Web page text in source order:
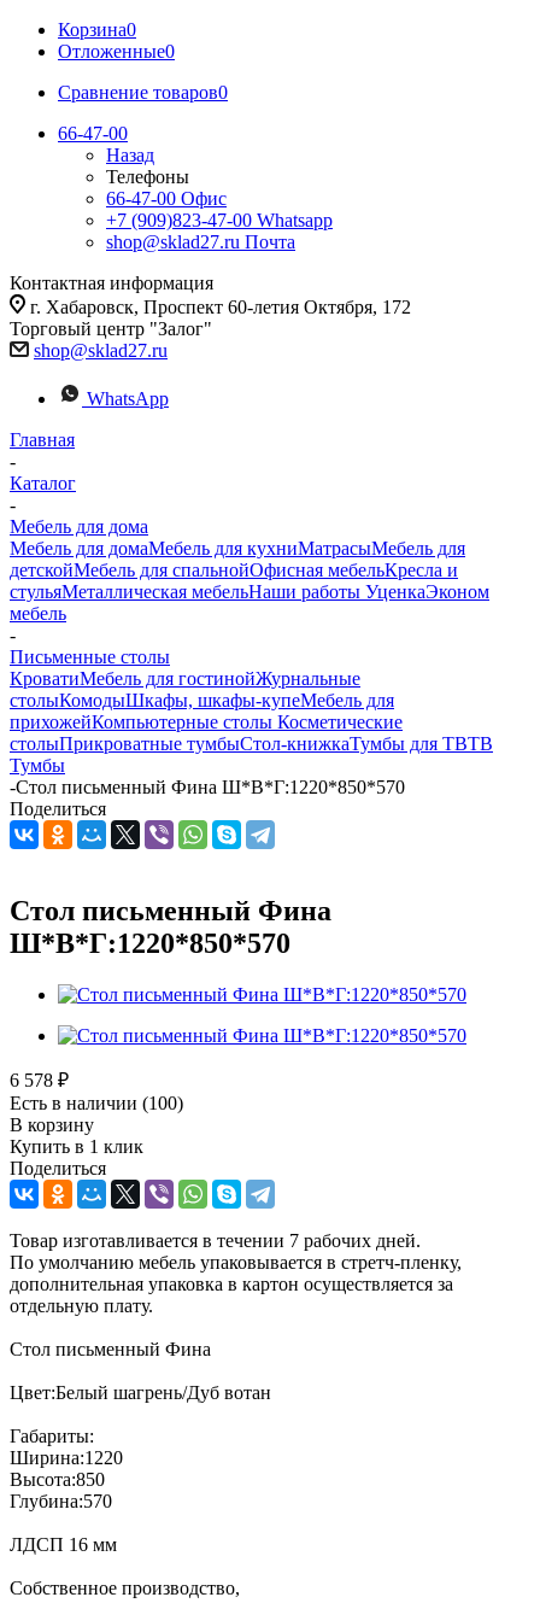
Корзина0
Отложенные0
Сравнение товаров0
66-47-00
Назад
Телефоны
66-47-00 Офис
+7 (909)823-47-00 Whatsapp
shop@sklad27.ru Почта
Контактная информация
г. Хабаровск, Проспект 60-летия Октября, 172
Торговый центр "Залог"
shop@sklad27.ru
WhatsApp
Главная
-
Каталог
-
Мебель для дома
Мебель для домаМебель для кухниМатраcыМебель для
детскойМебель для спальнойОфисная мебельКресла и
стульяМеталлическая мебельНаши работы УценкаЭконом
мебель
-
Письменные столы
КроватиМебель для гостинойЖурнальные
столыКомодыШкафы, шкафы-купеМебель для
прихожейКомпьютерные столы Косметические
столыПрикроватные тумбыСтол-книжкаТумбы для ТВТВ
Тумбы
-Стол письменный Фина Ш*В*Г:1220*850*570
Поделиться
Стол письменный Фина
Ш*В*Г:1220*850*570
6 578 ₽
Есть в наличии (100)
В корзину
Купить в 1 клик
Поделиться
Товар изготавливается в течении 7 рабочих дней.
По умолчанию мебель упаковывается в стретч-пленку,
дополнительная упаковка в картон осуществляется за
отдельную плату.
Стол письменный Фина
Цвет:Белый шагрень/Дуб вотан
Габариты:
Ширина:1220
Высота:850
Глубина:570
ЛДСП 16 мм
Собственное производство,